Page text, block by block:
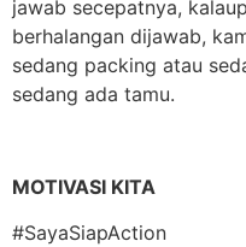
jawab secepatnya,
berhalangan dijawab,
sedang packing atau
sedang ada tamu.
MOTIVASI KITA
#SayaSiapAction